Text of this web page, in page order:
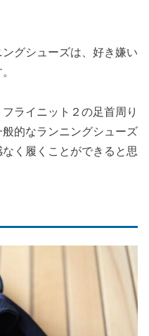
グシューズは、好き嫌い
ライニット２の足首周り
的なランニングシューズ
く履くことができると思